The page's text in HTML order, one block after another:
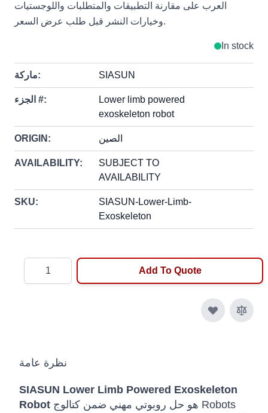
العرب على مقارنة التطبيقات والمتطلبات واللوجستيات
وخيارات النشر قبل طلب عرض السعر.
In stock
ماركة: SIASUN
الجزء #:
Lower limb powered
exoskeleton robot
ORIGIN: الصين
AVAILABILITY:
SUBJECT TO
AVAILABILITY
SKU:
SIASUN-Lower-Limb-
Exoskeleton
Add To Quote
نظرة عامة
SIASUN Lower Limb Powered Exoskeleton
Robot